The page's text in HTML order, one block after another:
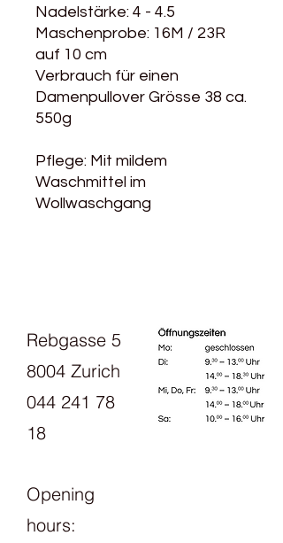
Nadelstärke: 4 - 4.5
Maschenprobe: 16M / 23R
auf 10 cm
Verbrauch für einen
Damenpullover Grösse 38 ca.
550g
Pflege: Mit mildem
Waschmittel im
Wollwaschgang
Rebgasse 5
8004 Zurich
044 241 78
18
Opening
hours: